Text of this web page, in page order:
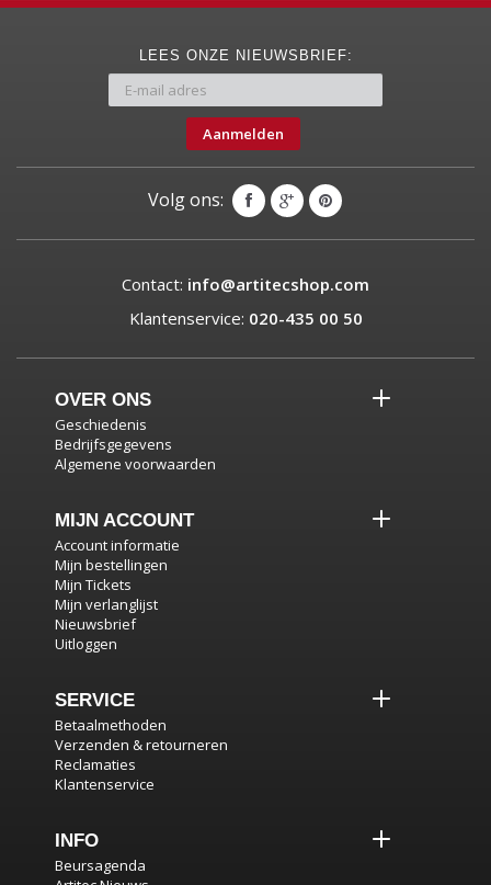
LEES ONZE NIEUWSBRIEF:
Aanmelden
Volg ons:
Contact: info@artitecshop.com
Klantenservice: 020-435 00 50
OVER ONS
Geschiedenis
Bedrijfsgegevens
Algemene voorwaarden
MIJN ACCOUNT
Account informatie
Mijn bestellingen
Mijn Tickets
Mijn verlanglijst
Nieuwsbrief
Uitloggen
SERVICE
Betaalmethoden
Verzenden & retourneren
Reclamaties
Klantenservice
INFO
Beursagenda